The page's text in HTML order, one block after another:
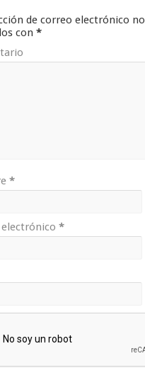
de correo electrónico
con *
*
*